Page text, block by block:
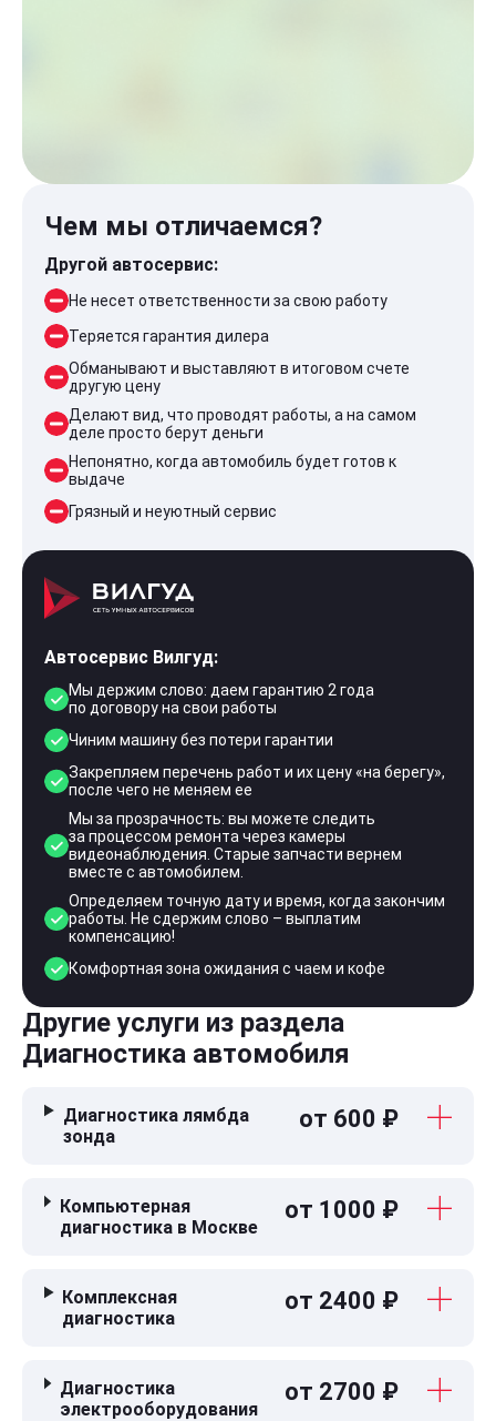
Чем мы отличаемся?
Другой автосервис:
Не несет ответственности за свою работу
Теряется гарантия дилера
Обманывают и выставляют в итоговом счете
другую цену
Делают вид, что проводят работы, а на самом
деле просто берут деньги
Непонятно, когда автомобиль будет готов к
выдаче
Грязный и неуютный сервис
Автосервис Вилгуд:
Мы держим слово: даем гарантию 2 года
по договору на свои работы
Чиним машину без потери гарантии
Закрепляем перечень работ и их цену «на берегу»,
после чего не меняем ее
Мы за прозрачность: вы можете следить
за процессом ремонта через камеры
видеонаблюдения. Старые запчасти вернем
вместе с автомобилем.
Определяем точную дату и время, когда закончим
работы. Не сдержим слово – выплатим
компенсацию!
Комфортная зона ожидания с чаем и кофе
Другие услуги из раздела
Диагностика автомобиля
Диагностика лямбда
зонда
от 600 ₽
Компьютерная
диагностика в Москве
от 1000 ₽
Комплексная
диагностика
от 2400 ₽
Диагностика
электрооборудования
от 2700 ₽